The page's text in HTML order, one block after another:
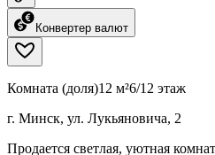
Конвертер валют
Комната (доля)12 м²6/12 этаж
г. Минск, ул. Лукьяновича, 2
Продается светлая, уютная